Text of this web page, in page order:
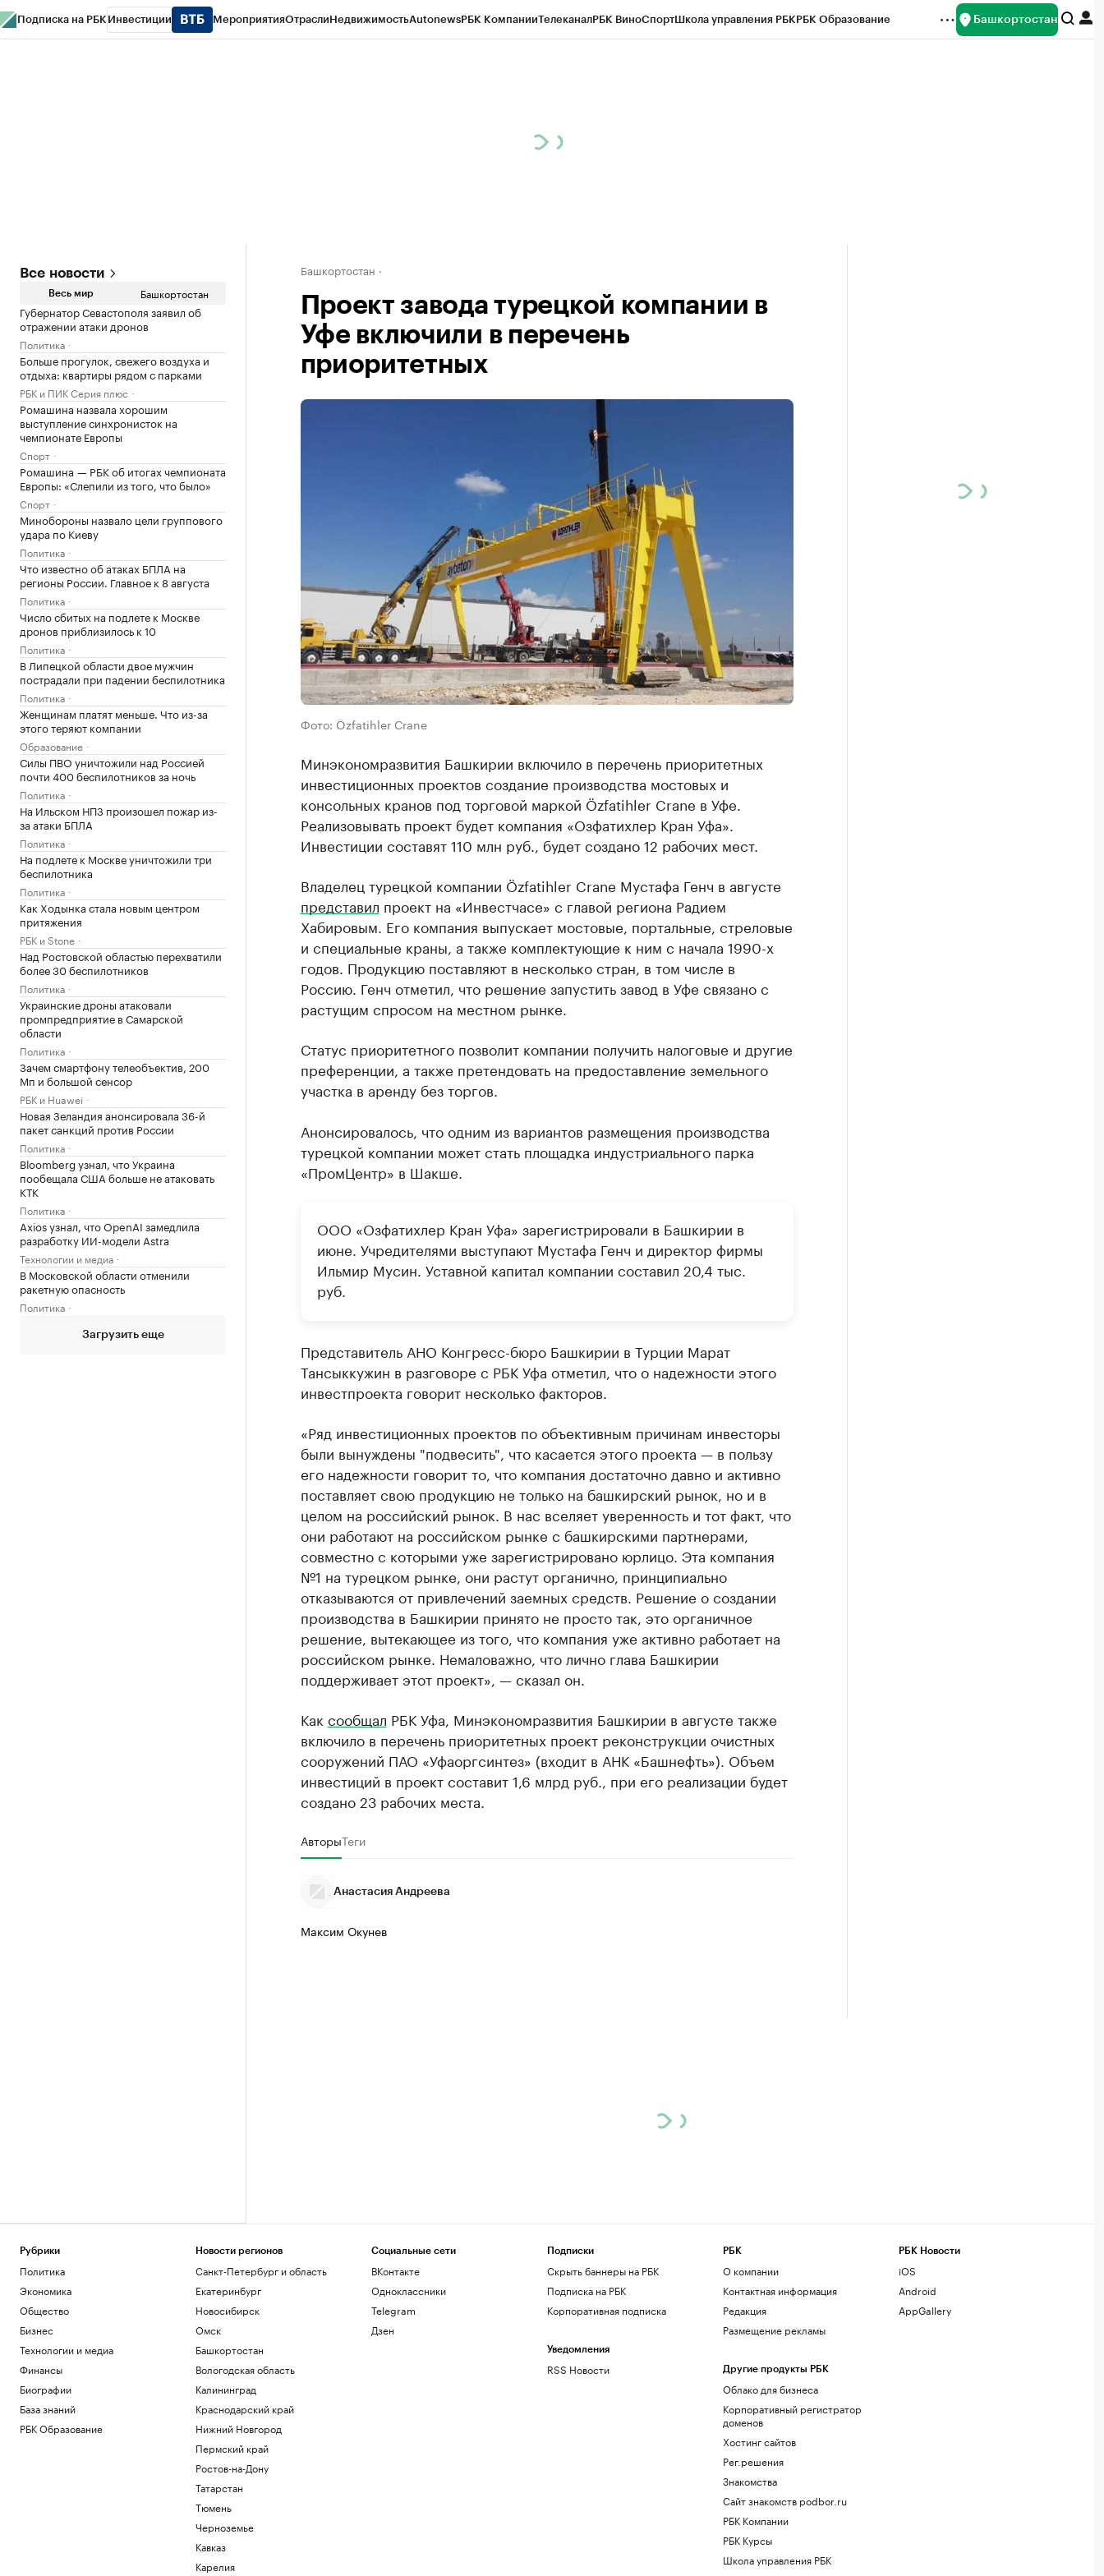
Подписка на РБК Инвестиции МероприятияОтраслиНедвижимостьAutonewsРБК КомпанииТелеканалРБК ВиноСпортШкола управления РБКРБК Образование Башкортостан
Все новости
Весь мир Башкортостан
Губернатор Севастополя заявил об
отражении атаки дронов
Политика
Больше прогулок, свежего воздуха и
отдыха: квартиры рядом с парками
РБК и ПИК Серия плюс
Ромашина назвала хорошим
выступление синхронисток на
чемпионате Европы
Спорт
Ромашина — РБК об итогах чемпионата
Европы: «Слепили из того, что было»
Спорт
Минобороны назвало цели группового
удара по Киеву
Политика
Что известно об атаках БПЛА на
регионы России. Главное к 8 августа
Политика
Число сбитых на подлете к Москве
дронов приблизилось к 10
Политика
В Липецкой области двое мужчин
пострадали при падении беспилотника
Политика
Женщинам платят меньше. Что из-за
этого теряют компании
Образование
Силы ПВО уничтожили над Россией
почти 400 беспилотников за ночь
Политика
На Ильском НПЗ произошел пожар из-
за атаки БПЛА
Политика
На подлете к Москве уничтожили три
беспилотника
Политика
Как Ходынка стала новым центром
притяжения
РБК и Stone
Над Ростовской областью перехватили
более 30 беспилотников
Политика
Украинские дроны атаковали
промпредприятие в Самарской
области
Политика
Зачем смартфону телеобъектив, 200
Мп и большой сенсор
РБК и Huawei
Новая Зеландия анонсировала 36-й
пакет санкций против России
Политика
Bloomberg узнал, что Украина
пообещала США больше не атаковать
КТК
Политика
Axios узнал, что OpenAI замедлила
разработку ИИ-модели Astra
Технологии и медиа
В Московской области отменили
ракетную опасность
Политика
Загрузить еще
Башкортостан
Проект завода турецкой компании в
Уфе включили в перечень
приоритетных
Фото: Özfatihler Crane
Минэкономразвития Башкирии включило в перечень приоритетных
инвестиционных проектов создание производства мостовых и
консольных кранов под торговой маркой Özfatihler Crane в Уфе.
Реализовывать проект будет компания «Озфатихлер Кран Уфа».
Инвестиции составят 110 млн руб., будет создано 12 рабочих мест.
Владелец турецкой компании Özfatihler Crane Мустафа Генч в августе
представил проект на «Инвестчасе» с главой региона Радием
Хабировым. Его компания выпускает мостовые, портальные, стреловые
и специальные краны, а также комплектующие к ним с начала 1990-х
годов. Продукцию поставляют в несколько стран, в том числе в
Россию. Генч отметил, что решение запустить завод в Уфе связано с
растущим спросом на местном рынке.
Статус приоритетного позволит компании получить налоговые и другие
преференции, а также претендовать на предоставление земельного
участка в аренду без торгов.
Анонсировалось, что одним из вариантов размещения производства
турецкой компании может стать площадка индустриального парка
«ПромЦентр» в Шакше.
ООО «Озфатихлер Кран Уфа» зарегистрировали в Башкирии в
июне. Учредителями выступают Мустафа Генч и директор фирмы
Ильмир Мусин. Уставной капитал компании составил 20,4 тыс.
руб.
Представитель АНО Конгресс-бюро Башкирии в Турции Марат
Тансыккужин в разговоре с РБК Уфа отметил, что о надежности этого
инвестпроекта говорит несколько факторов.
«Ряд инвестиционных проектов по объективным причинам инвесторы
были вынуждены "подвесить", что касается этого проекта — в пользу
его надежности говорит то, что компания достаточно давно и активно
поставляет свою продукцию не только на башкирский рынок, но и в
целом на российский рынок. В нас вселяет уверенность и тот факт, что
они работают на российском рынке с башкирскими партнерами,
совместно с которыми уже зарегистрировано юрлицо. Эта компания
№1 на турецком рынке, они растут органично, принципиально
отказываются от привлечений заемных средств. Решение о создании
производства в Башкирии принято не просто так, это органичное
решение, вытекающее из того, что компания уже активно работает на
российском рынке. Немаловажно, что лично глава Башкирии
поддерживает этот проект», — сказал он.
Как сообщал РБК Уфа, Минэкономразвития Башкирии в августе также
включило в перечень приоритетных проект реконструкции очистных
сооружений ПАО «Уфаоргсинтез» (входит в АНК «Башнефть»). Объем
инвестиций в проект составит 1,6 млрд руб., при его реализации будет
создано 23 рабочих места.
АвторыТеги
Анастасия Андреева
Максим Окунев
Рубрики
Политика
Экономика
Общество
Бизнес
Технологии и медиа
Финансы
Биографии
База знаний
РБК Образование
Новости регионов
Санкт-Петербург и область
Екатеринбург
Новосибирск
Омск
Башкортостан
Вологодская область
Калининград
Краснодарский край
Нижний Новгород
Пермский край
Ростов-на-Дону
Татарстан
Тюмень
Черноземье
Кавказ
Карелия
Социальные сети
ВКонтакте
Одноклассники
Telegram
Дзен
Подписки
Скрыть баннеры на РБК
Подписка на РБК
Корпоративная подписка
Уведомления
RSS Новости
РБК
О компании
Контактная информация
Редакция
Размещение рекламы
Другие продукты РБК
Облако для бизнеса
Корпоративный регистратор
доменов
Хостинг сайтов
Рег.решения
Знакомства
Сайт знакомств podbor.ru
РБК Компании
РБК Курсы
Школа управления РБК
РБК Новости
iOS
Android
AppGallery